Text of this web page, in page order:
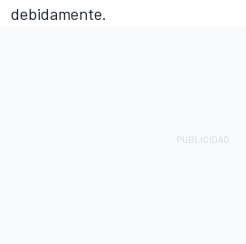
debidamente.